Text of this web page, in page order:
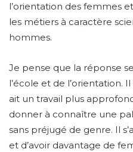
l’orientation des femmes
les métiers à caractère
hommes.
Je pense que la réponse
l’école et de l’orientation.
ait un travail plus
donner à connaître une
sans préjugé de genre. Il
et d’avoir davantage de